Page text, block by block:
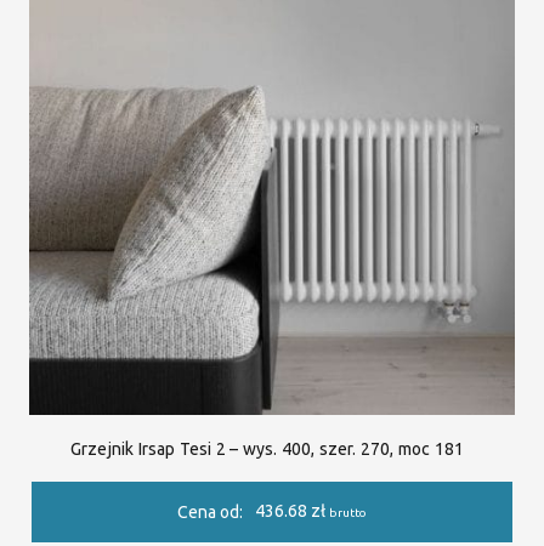
Grzejnik Irsap Tesi 2 – wys. 400, szer. 270, moc 181
Cena od: 436.68 zł brutto